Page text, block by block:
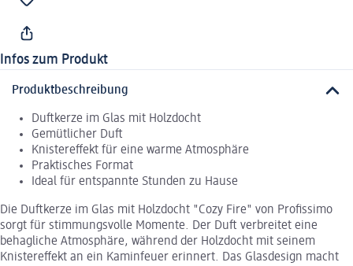
Infos zum Produkt
Produktbeschreibung
Duftkerze im Glas mit Holzdocht
Gemütlicher Duft
Knistereffekt für eine warme Atmosphäre
Praktisches Format
Ideal für entspannte Stunden zu Hause
Die Duftkerze im Glas mit Holzdocht "Cozy Fire" von Profissimo
sorgt für stimmungsvolle Momente. Der Duft verbreitet eine
behagliche Atmosphäre, während der Holzdocht mit seinem
Knistereffekt an ein Kaminfeuer erinnert. Das Glasdesign macht